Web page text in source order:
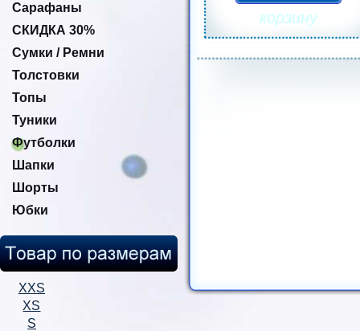
Сарафаны
СКИДКА 30%
Сумки / Ремни
Толстовки
Топы
Туники
Футболки
Шапки
Шорты
Юбки
XXS
XS
S
корзину